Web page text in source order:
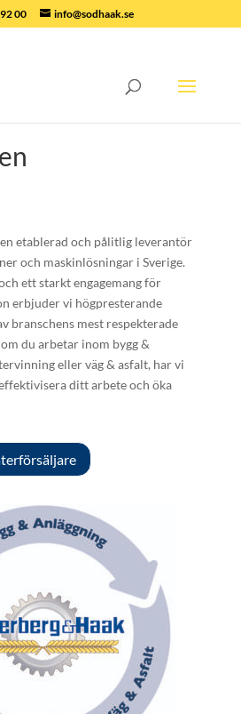
00 info@sodhaak.se
etablerad och pålitlig leverantör
och maskinlösningar i Sverige.
ett starkt engagemang för
erbjuder vi högpresterande
branschens mest respekterade
du arbetar inom bygg &
eller väg & asfalt, har vi
ditt arbete och öka